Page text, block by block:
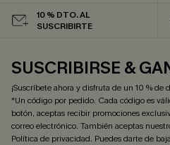
10 % DTO. AL
SUSCRIBIRTE
SUSCRIBIRSE &
¡Suscríbete ahora y disfruta de un 10 %
*Un código por pedido. Cada código es
botón, aceptas recibir promociones
correo electrónico. También aceptas
Política de privacidad. Puedes darte de